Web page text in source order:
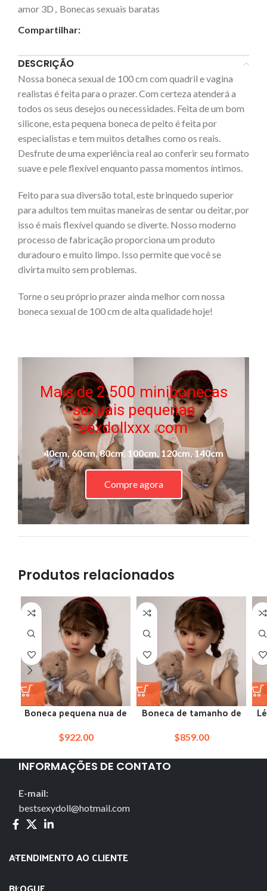
amor 3D , Bonecas sexuais baratas
Compartilhar:
DESCRIÇÃO
Nossa boneca sexual de 100 cm com quadril e vagina
realistas é feita para o prazer. Com certeza atenderá a
todos os seus desejos ou necessidades. Feita de um bom
silicone, esta pequena boneca de peito é feita por
especialistas e tem muitos detalhes como os reais.
Desfrute de uma experiência real ao conferir seu formato
suave e pele flexível enquanto passa momentos íntimos.
Feito para sua diversão total, este brinquedo superior
para adultos tem muitas maneiras de sentar ou deitar, por
isso é mais flexível quando se diverte. Nosso moderno
processo de fabricação proporciona um produto
duradouro e muito limpo. Isso permite que você se
divirta muito sem problemas.
Torne o seu próprio prazer ainda melhor com nossa
boneca sexual de 100 cm de alta qualidade hoje!
Mais de 2.500 minibonecas
sexuais pequenas
sexdollxxx .com
40cm, 60cm, 80cm, 100cm, 120cm, 140cm
Compre agora
Produtos relacionados
Boneca pequena nua de
com 100 cm de altura e
$922.00
Boneca de tamanho de
nome francês mini peito
$859.00
INFORMAÇÕES DE CONTATO
E-mail:
bestsexydoll@hotmail.com
ATENDIMENTO AO CLIENTE